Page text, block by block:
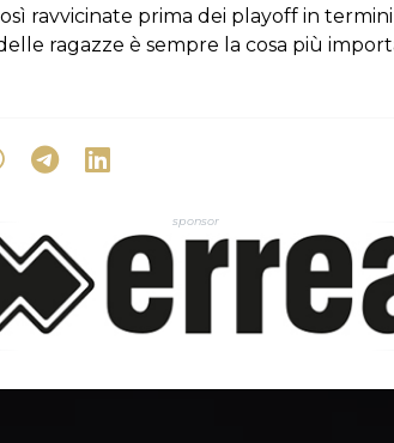
ravvicinate prima dei playoff in
ragazze è sempre la cosa più